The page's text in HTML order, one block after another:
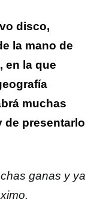
disco,
la mano de
en la que
muchas
de presentarlo
ganas y ya